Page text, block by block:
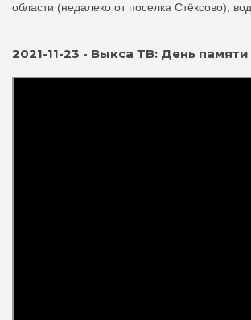
области (недалеко от поселка Стёксово),
2021-11-23 - Выкса ТВ: День